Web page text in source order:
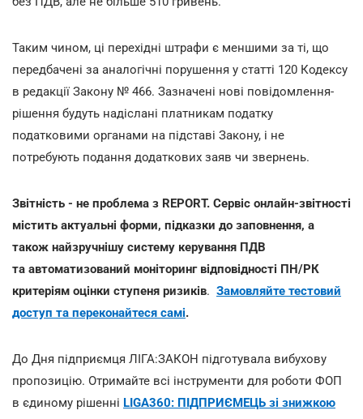
Таким чином, ці перехідні штрафи є меншими за ті, що
передбачені за аналогічні порушення у статті 120 Кодексу
в редакції Закону № 466. Зазначені нові повідомлення-
рішення будуть надіслані платникам податку
податковими органами на підставі Закону, і не
потребують подання додаткових заяв чи звернень.
Звітність - не проблема з REPORT. Сервіс онлайн-звітності
містить актуальні форми, підказки до заповнення, а
також найзручнішу систему керування ПДВ
та автоматизований моніторинг відповідності ПН/РК
критеріям оцінки ступеня ризиків. Замовляйте тестовий
доступ та переконайтеся самі.
До Дня підприємця ЛІГА:ЗАКОН підготувала вибухову
пропозицію. Отримайте всі інструменти для роботи ФОП
в єдиному рішенні LIGA360: ПІДПРИЄМЕЦЬ зі знижкою